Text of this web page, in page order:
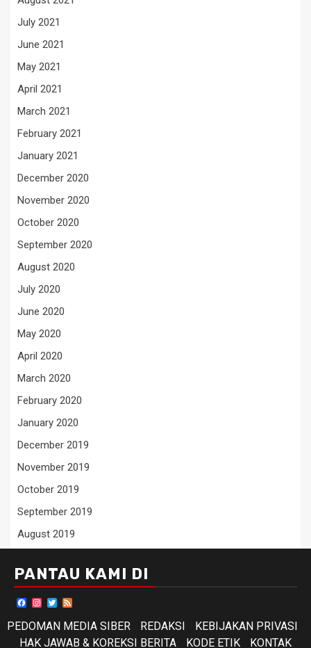
July 2021
June 2021
May 2021
April 2021
March 2021
February 2021
January 2021
December 2020
November 2020
October 2020
September 2020
August 2020
July 2020
June 2020
May 2020
April 2020
March 2020
February 2020
January 2020
December 2019
November 2019
October 2019
September 2019
August 2019
PANTAU KAMI DI
Facebook
Instagram
Twitter
PEDOMAN MEDIA SIBER
REDAKSI
KEBIJAKAN PRIVASI
HAK JAWAB & KOREKSI BERITA
KODE ETIK KONTAK